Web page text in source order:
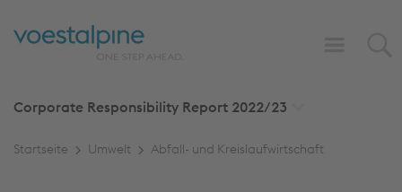
Corporate Responsibility Report 2022/23
Startseite Umwelt Abfall- und Kreislaufwirtschaft